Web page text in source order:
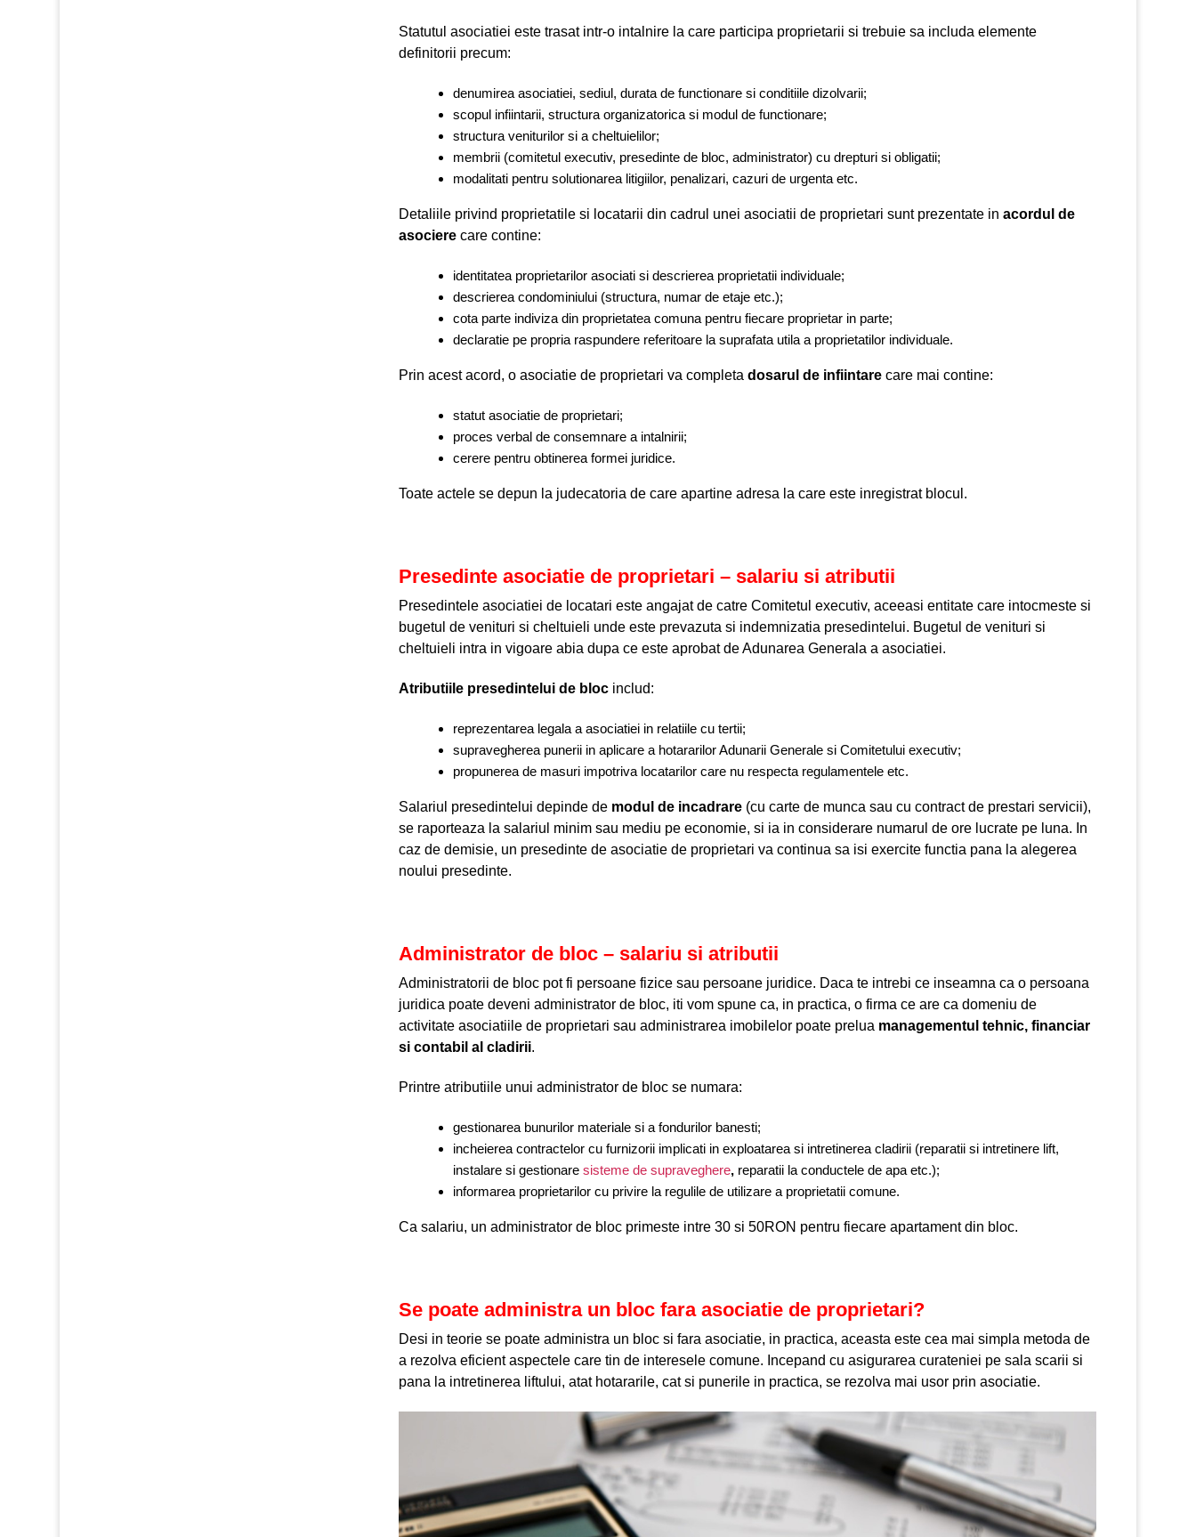
Statutul asociatiei este trasat intr-o intalnire la care participa proprietarii si trebuie sa includa elemente
definitorii precum:
denumirea asociatiei, sediul, durata de functionare si conditiile dizolvarii;
scopul infiintarii, structura organizatorica si modul de functionare;
structura veniturilor si a cheltuielilor;
membrii (comitetul executiv, presedinte de bloc, administrator) cu drepturi si obligatii;
modalitati pentru solutionarea litigiilor, penalizari, cazuri de urgenta etc.
Detaliile privind proprietatile si locatarii din cadrul unei asociatii de proprietari sunt prezentate inacordul de
asociere care contine:
identitatea proprietarilor asociati si descrierea proprietatii individuale;
descrierea condominiului (structura, numar de etaje etc.);
cota parte indiviza din proprietatea comuna pentru fiecare proprietar in parte;
declaratie pe propria raspundere referitoare la suprafata utila a proprietatilor individuale.
Prin acest acord, o asociatie de proprietari va completa dosarul de infiintare care mai contine:
statut asociatie de proprietari;
proces verbal de consemnare a intalnirii;
cerere pentru obtinerea formei juridice.
Toate actele se depun la judecatoria de care apartine adresa la care este inregistrat blocul.
Presedinte asociatie de proprietari – salariu si atributii
Presedintele asociatiei de locatari este angajat de catre Comitetul executiv, aceeasi entitate care intocmeste si
bugetul de venituri si cheltuieli unde este prevazuta si indemnizatia presedintelui. Bugetul de venituri si
cheltuieli intra in vigoare abia dupa ce este aprobat de Adunarea Generala a asociatiei.
Atributiile presedintelui de bloc includ:
reprezentarea legala a asociatiei in relatiile cu tertii;
supravegherea punerii in aplicare a hotararilor Adunarii Generale si Comitetului executiv;
propunerea de masuri impotriva locatarilor care nu respecta regulamentele etc.
Salariul presedintelui depinde de modul de incadrare (cu carte de munca sau cu contract de prestari servicii),
se raporteaza la salariul minim sau mediu pe economie, si ia in considerare numarul de ore lucrate pe luna. In
caz de demisie, un presedinte de asociatie de proprietari va continua sa isi exercite functia pana la alegerea
noului presedinte.
Administrator de bloc – salariu si atributii
Administratorii de bloc pot fi persoane fizice sau persoane juridice. Daca te intrebi ce inseamna ca o persoana
juridica poate deveni administrator de bloc, iti vom spune ca, in practica, o firma ce are ca domeniu de
activitate asociatiile de proprietari sau administrarea imobilelor poate prelua managementul tehnic, financiar
si contabil al cladirii.
Printre atributiile unui administrator de bloc se numara:
gestionarea bunurilor materiale si a fondurilor banesti;
incheierea contractelor cu furnizorii implicati in exploatarea si intretinerea cladirii (reparatii si intretinere lift,
instalare si gestionaresisteme de supraveghere, reparatii la conductele de apa etc.);
informarea proprietarilor cu privire la regulile de utilizare a proprietatii comune.
Ca salariu, un administrator de bloc primeste intre 30 si 50RON pentru fiecare apartament din bloc.
Se poate administra un bloc fara asociatie de proprietari?
Desi in teorie se poate administra un bloc si fara asociatie, in practica, aceasta este cea mai simpla metoda de
a rezolva eficient aspectele care tin de interesele comune. Incepand cu asigurarea curateniei pe sala scarii si
pana la intretinerea liftului, atat hotararile, cat si punerile in practica, se rezolva mai usor prin asociatie.